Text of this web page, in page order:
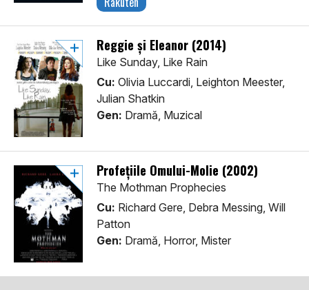
Reggie și Eleanor (2014)
Like Sunday, Like Rain
Cu: Olivia Luccardi, Leighton Meester,
Julian Shatkin
Gen: Dramă, Muzical
Profețiile Omului-Molie (2002)
The Mothman Prophecies
Cu: Richard Gere, Debra Messing, Will
Patton
Gen: Dramă, Horror, Mister